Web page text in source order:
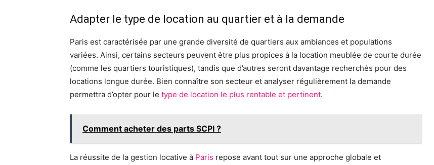
Adapter le type de location au quartier et à la demande
Paris est caractérisée par une grande diversité de quartiers aux ambiances et populations
variées. Ainsi, certains secteurs peuvent être plus propices à la location meublée de courte durée
(comme les quartiers touristiques), tandis que d’autres seront davantage recherchés pour des
locations longue durée. Bien connaître son secteur et analyser régulièrement la demande
permettra d’opter pour le type de location le plus rentable et pertinent.
Comment acheter des parts SCPI ?
La réussite de la gestion locative à Paris repose avant tout sur une approche globale et